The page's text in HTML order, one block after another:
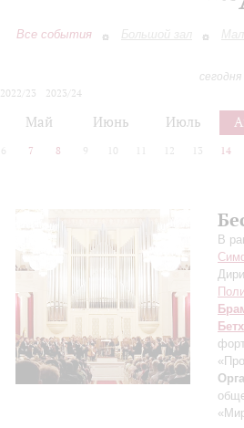
Все события Большой зал
2022/23
2023/24
Май Июнь Июль
6 7 8 9 10 12 13 14
В